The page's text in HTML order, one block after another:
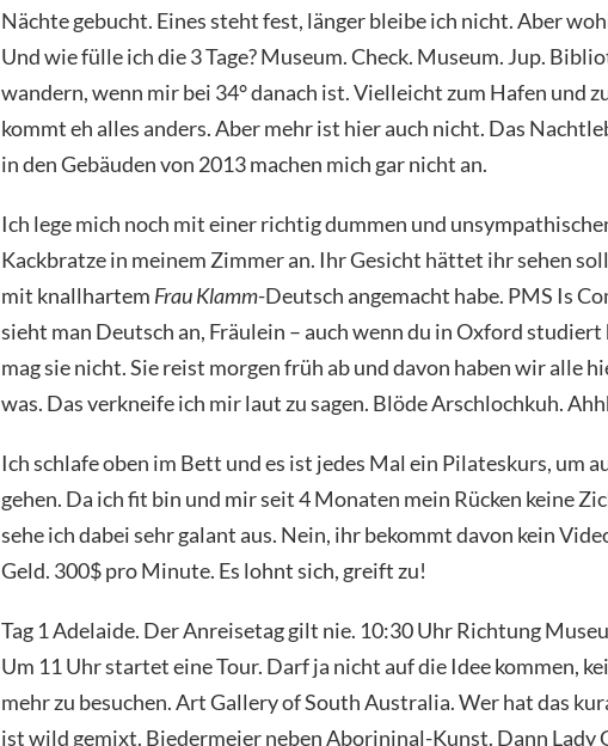
Nächte gebucht. Eines steht fest, länger bleibe ich nicht. Aber
Und wie fülle ich die 3 Tage? Museum. Check. Museum. Jup.
wandern, wenn mir bei 34° danach ist. Vielleicht zum Hafen und
kommt eh alles anders. Aber mehr ist hier auch nicht. Das
in den Gebäuden von 2013 machen mich gar nicht an.
Ich lege mich noch mit einer richtig dummen und
Kackbratze in meinem Zimmer an. Ihr Gesicht hättet ihr sehen
mit knallhartem Frau Klamm-Deutsch angemacht habe. PMS Is
sieht man Deutsch an, Fräulein – auch wenn du in Oxford studiert
mag sie nicht. Sie reist morgen früh ab und davon haben wir alle
was. Das verkneife ich mir laut zu sagen. Blöde Arschlochkuh.
Ich schlafe oben im Bett und es ist jedes Mal ein Pilateskurs, um
gehen. Da ich fit bin und mir seit 4 Monaten mein Rücken keine
sehe ich dabei sehr galant aus. Nein, ihr bekommt davon kein
Geld. 300$ pro Minute. Es lohnt sich, greift zu!
Tag 1 Adelaide. Der Anreisetag gilt nie. 10:30 Uhr Richtung
Um 11 Uhr startet eine Tour. Darf ja nicht auf die Idee kommen,
mehr zu besuchen. Art Gallery of South Australia. Wer hat das
ist wild gemixt. Biedermeier neben Aborininal-Kunst. Dann Lady